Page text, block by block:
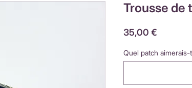
Trousse de
35,00 €
Quel patch